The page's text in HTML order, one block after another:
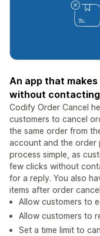
An app that
without
Codify Order Cancel
customers to cancel
the same order from
account and the order
process simple, as
few clicks without
for a reply. You also
items after order
Allow customers to
Allow customers to
Set a time limit to